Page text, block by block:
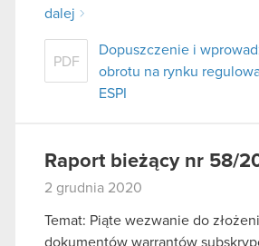
dalej
PDF
Dopuszczenie i
obrotu na rynku
ESPI
Raport bieżący nr 58/
2 grudnia 2020
Temat: Piąte wezwanie do
dokumentów warrantów